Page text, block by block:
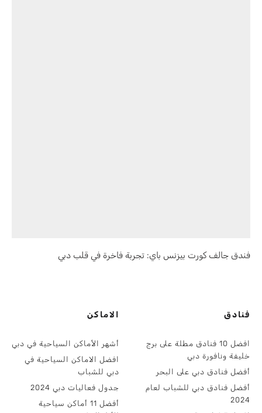
فندق جالف كورت بيزنس باي: تجربة فاخرة في قلب دبي
فنادق
افضل 10 فنادق مطلة على برج
خليفة ونافورة دبي
أفضل فنادق دبي على البحر
أفضل فنادق دبي للشباب لعام
2024
الاماكن
أشهر الأماكن السياحية في دبي
افضل الاماكن السياحية في
دبي للشباب
جدول فعاليات دبي 2024
أفضل 11 أماكن سياحية